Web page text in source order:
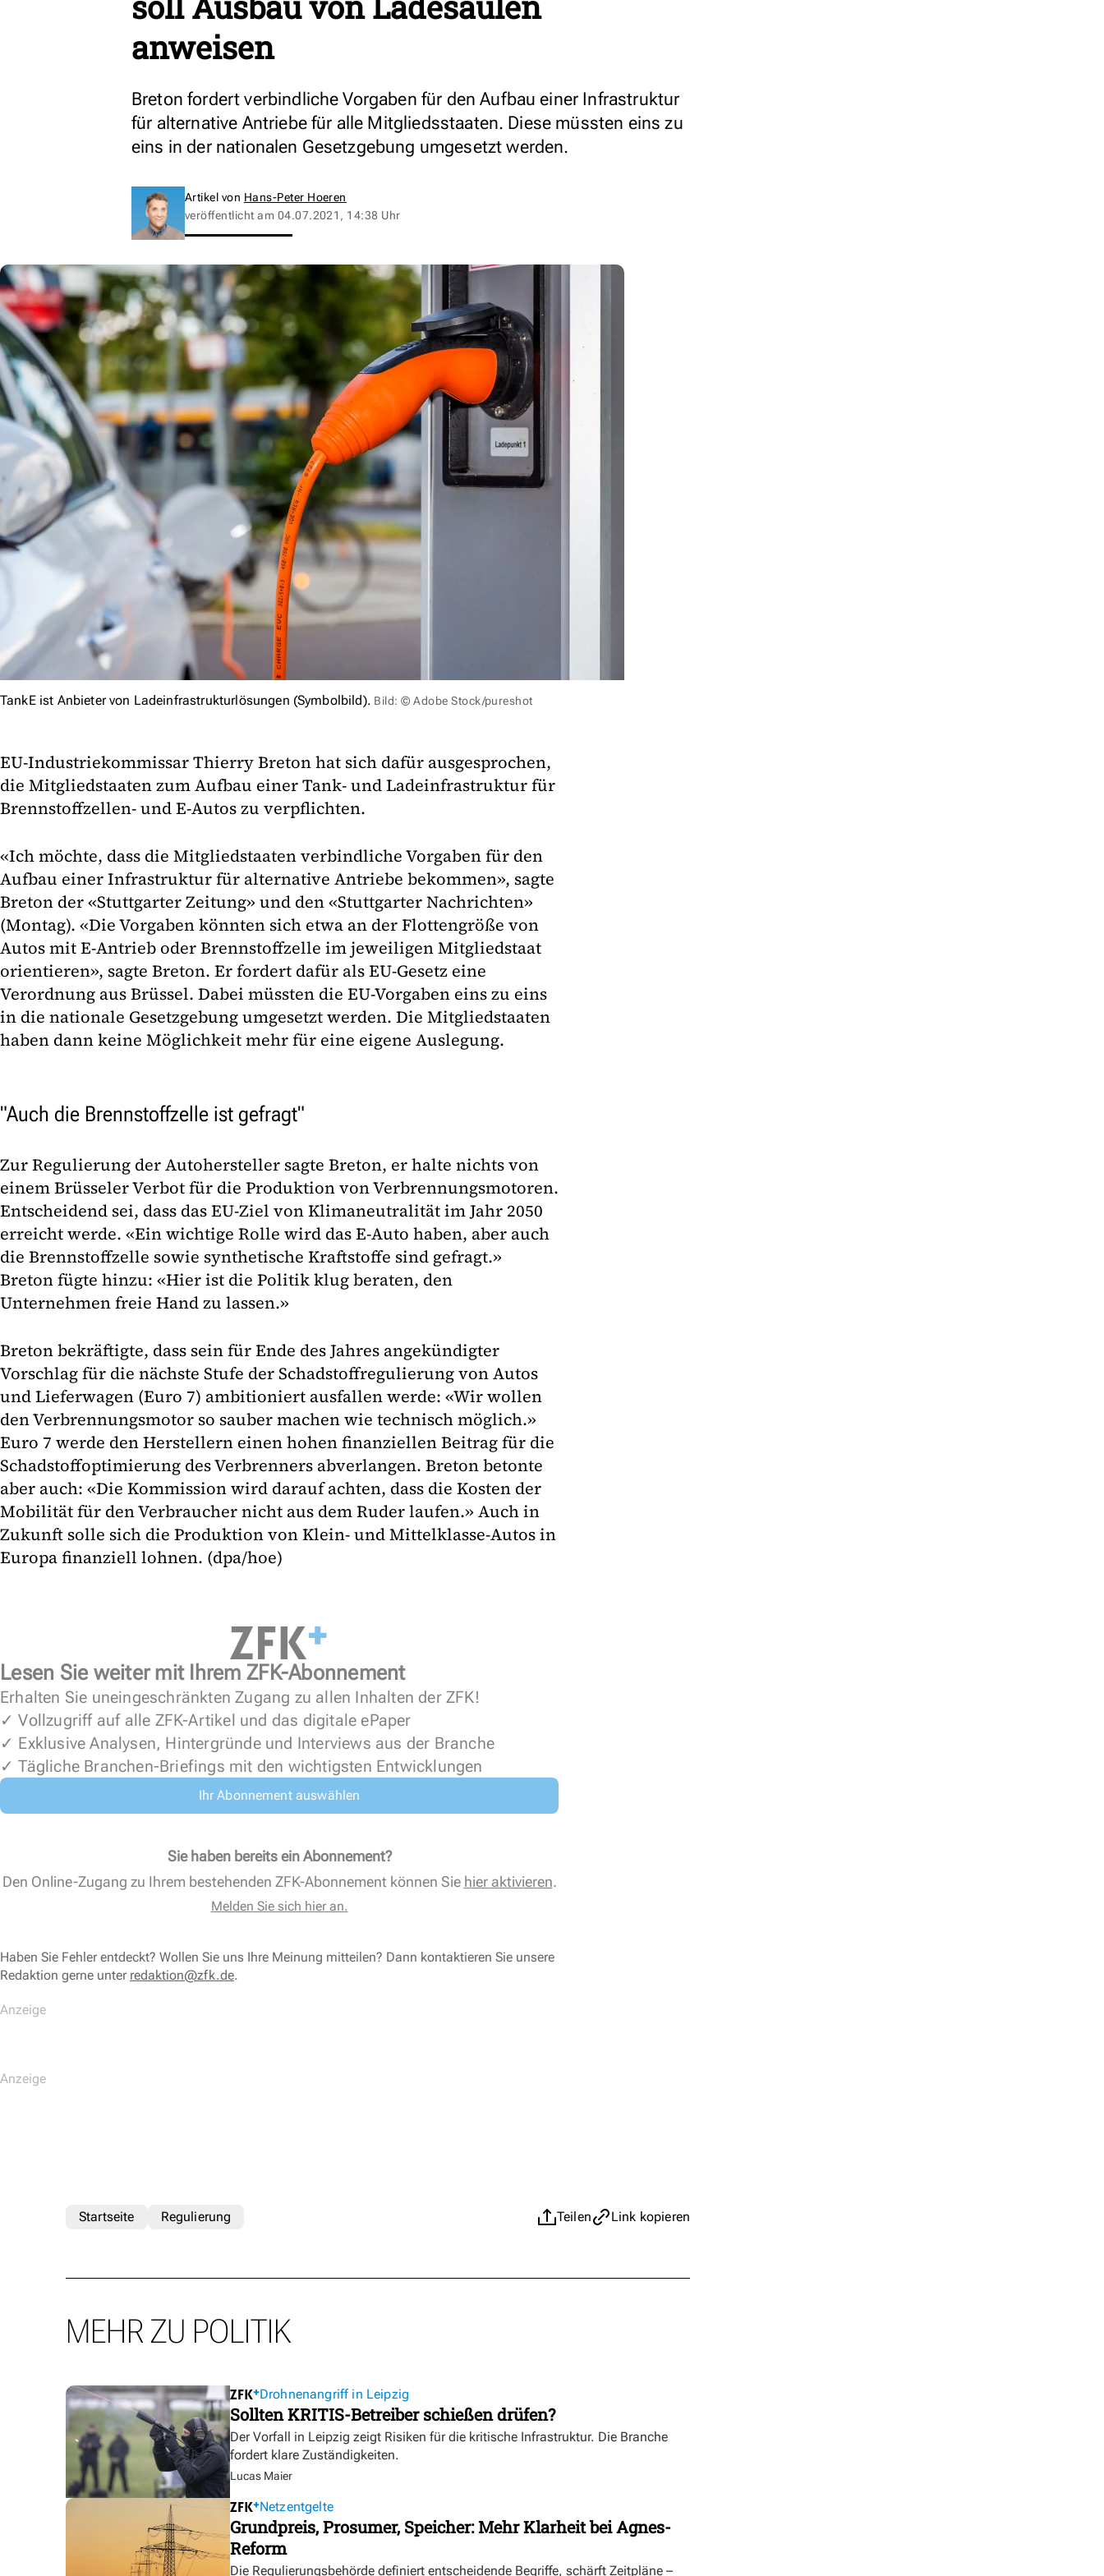
anweisen
Breton fordert verbindliche Vorgaben für den Aufbau einer Infrastruktur
für alternative Antriebe für alle Mitgliedsstaaten. Diese müssten eins zu
eins in der nationalen Gesetzgebung umgesetzt werden.
Artikel von Hans-Peter Hoeren
veröffentlicht am 04.07.2021, 14:38 Uhr
TankE ist Anbieter von Ladeinfrastrukturlösungen (Symbolbild). Bild: © Adobe Stock/pureshot
EU-Industriekommissar Thierry Breton hat sich dafür ausgesprochen,
die Mitgliedstaaten zum Aufbau einer Tank- und Ladeinfrastruktur für
Brennstoffzellen- und E-Autos zu verpflichten.
«Ich möchte, dass die Mitgliedstaaten verbindliche Vorgaben für den
Aufbau einer Infrastruktur für alternative Antriebe bekommen», sagte
Breton der «Stuttgarter Zeitung» und den «Stuttgarter Nachrichten»
(Montag). «Die Vorgaben könnten sich etwa an der Flottengröße von
Autos mit E-Antrieb oder Brennstoffzelle im jeweiligen Mitgliedstaat
orientieren», sagte Breton. Er fordert dafür als EU-Gesetz eine
Verordnung aus Brüssel. Dabei müssten die EU-Vorgaben eins zu eins
in die nationale Gesetzgebung umgesetzt werden. Die Mitgliedstaaten
haben dann keine Möglichkeit mehr für eine eigene Auslegung.
"Auch die Brennstoffzelle ist gefragt"
Zur Regulierung der Autohersteller sagte Breton, er halte nichts von
einem Brüsseler Verbot für die Produktion von Verbrennungsmotoren.
Entscheidend sei, dass das EU-Ziel von Klimaneutralität im Jahr 2050
erreicht werde. «Ein wichtige Rolle wird das E-Auto haben, aber auch
die Brennstoffzelle sowie synthetische Kraftstoffe sind gefragt.»
Breton fügte hinzu: «Hier ist die Politik klug beraten, den
Unternehmen freie Hand zu lassen.»
Breton bekräftigte, dass sein für Ende des Jahres angekündigter
Vorschlag für die nächste Stufe der Schadstoffregulierung von Autos
und Lieferwagen (Euro 7) ambitioniert ausfallen werde: «Wir wollen
den Verbrennungsmotor so sauber machen wie technisch möglich.»
Euro 7 werde den Herstellern einen hohen finanziellen Beitrag für die
Schadstoffoptimierung des Verbrenners abverlangen. Breton betonte
aber auch: «Die Kommission wird darauf achten, dass die Kosten der
Mobilität für den Verbraucher nicht aus dem Ruder laufen.» Auch in
Zukunft solle sich die Produktion von Klein- und Mittelklasse-Autos in
Europa finanziell lohnen. (dpa/hoe)
Lesen Sie weiter mit Ihrem ZFK-Abonnement
Erhalten Sie uneingeschränkten Zugang zu allen Inhalten der ZFK!
✓ Vollzugriff auf alle ZFK-Artikel und das digitale ePaper
✓ Exklusive Analysen, Hintergründe und Interviews aus der Branche
✓ Tägliche Branchen-Briefings mit den wichtigsten Entwicklungen
Ihr Abonnement auswählen
Sie haben bereits ein Abonnement?
Den Online-Zugang zu Ihrem bestehenden ZFK-Abonnement können Sie hier aktivieren.
Melden Sie sich hier an.
Haben Sie Fehler entdeckt? Wollen Sie uns Ihre Meinung mitteilen? Dann kontaktieren Sie unsere
Redaktion gerne unter redaktion@zfk.de.
Teilen Link kopieren
Startseite Regulierung
MEHR ZU POLITIK
Drohnenangriff in Leipzig
Sollten KRITIS-Betreiber schießen drüfen?
Der Vorfall in Leipzig zeigt Risiken für die kritische Infrastruktur. Die Branche
fordert klare Zuständigkeiten.
Lucas Maier
Netzentgelte
Grundpreis, Prosumer, Speicher: Mehr Klarheit bei Agnes-
Reform
Die Regulierungsbehörde definiert entscheidende Begriffe, schärft Zeitpläne –